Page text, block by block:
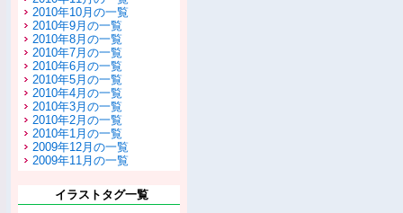
2010年10月の一覧
2010年9月の一覧
2010年8月の一覧
2010年7月の一覧
2010年6月の一覧
2010年5月の一覧
2010年4月の一覧
2010年3月の一覧
2010年2月の一覧
2010年1月の一覧
2009年12月の一覧
2009年11月の一覧
イラストタグ一覧